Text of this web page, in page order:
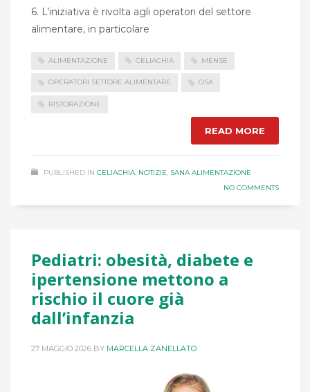
6. L’iniziativa è rivolta agli operatori del settore
alimentare, in particolare
ALIMENTAZIONE CELIACHIA MENSE
OPERATORI SETTORE ALIMENTARE OSA
RISTORAZIONE
READ MORE
PUBLISHED IN CELIACHIA, NOTIZIE, SANA ALIMENTAZIONE
NO COMMENTS
Pediatri: obesità, diabete e
ipertensione mettono a
rischio il cuore già
dall’infanzia
27 MAGGIO 2026 BY MARCELLA ZANELLATO